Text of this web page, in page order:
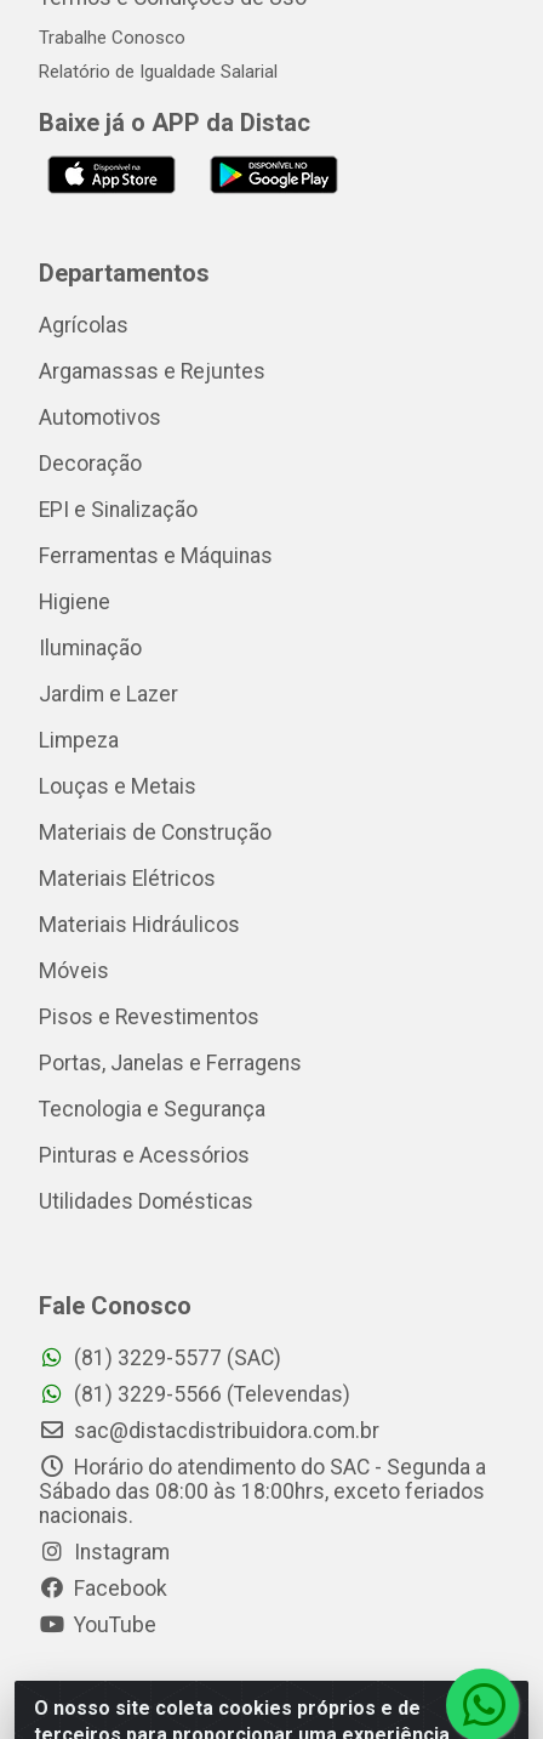
O nosso site coleta cookies próprios e de
Trabalhe Conosco
Relatório de Igualdade Salarial
Baixe já o APP da Distac
Departamentos
Agrícolas
Argamassas e Rejuntes
Automotivos
Decoração
EPI e Sinalização
Ferramentas e Máquinas
Higiene
Iluminação
Jardim e Lazer
Limpeza
Louças e Metais
Materiais de Construção
Materiais Elétricos
Materiais Hidráulicos
Móveis
Pisos e Revestimentos
Portas, Janelas e Ferragens
Tecnologia e Segurança
Pinturas e Acessórios
Utilidades Domésticas
Fale Conosco
(81) 3229-5577 (SAC)
(81) 3229-5566 (Televendas)
sac@distacdistribuidora.com.br
Horário do atendimento do SAC - Segunda a
Sábado das 08:00 às 18:00hrs, exceto feriados
nacionais.
Instagram
Facebook
YouTube
Distac Distribuidora - Av. Durval de Góes Monteiro, 7049